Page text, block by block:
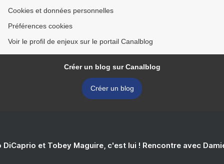
Cookies et données personnelles
Préférences cookies
Voir le profil de enjeux sur le portail Canalblog
Créer un blog sur Canalblog
Créer un blog
DiCaprio et Tobey Maguire, c'est lui ! Rencontre avec